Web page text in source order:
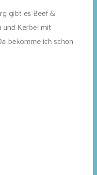
gibt es Beef &
und Kerbel mit
bekomme ich schon